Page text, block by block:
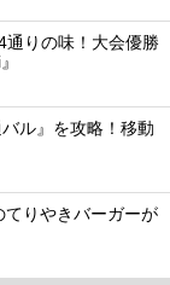
通りの味！大会優勝
ル』を攻略！移動
りやきバーガーが